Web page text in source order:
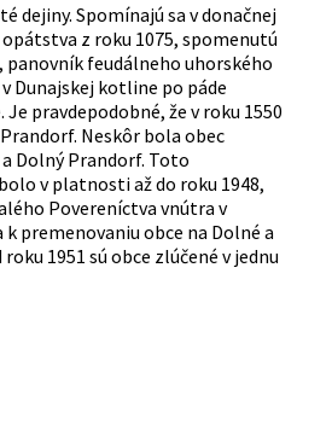
dejiny. Spomínajú sa v donačnej
z roku 1075, spomenutú
panovník feudálneho uhorského
Dunajskej kotline po páde
pravdepodobné, že v roku 1550
Neskôr bola obec
Dolný Prandorf. Toto
v platnosti až do roku 1948,
Povereníctva vnútra v
premenovaniu obce na Dolné a
1951 sú obce zlúčené v jednu